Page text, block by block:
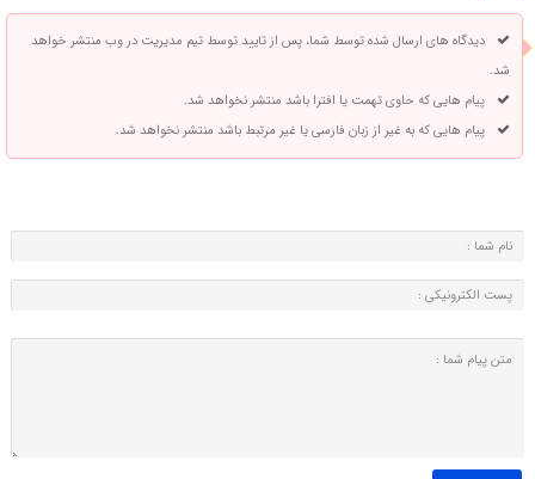
دیدگاه های ارسال شده توسط شما، پس از تایید توسط تیم مدیریت در وب منتشر خواهد
شد.
پیام هایی که حاوی تهمت یا افترا باشد منتشر نخواهد شد.
پیام هایی که به غیر از زبان فارسی یا غیر مرتبط باشد منتشر نخواهد شد.